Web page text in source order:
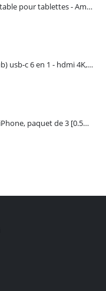
Support multi-angle portable pour tablettes - Amazon Basics
Adaptateur multiple (Hub) usb-c 6 en 1 - hdmi 4K, 3 ports USB 3.0 et lecteur de carte sd tf - UGREEN
Câble de chargeur pour iPhone, paquet de 3 [0.5M 1M 2M] - GIANAC